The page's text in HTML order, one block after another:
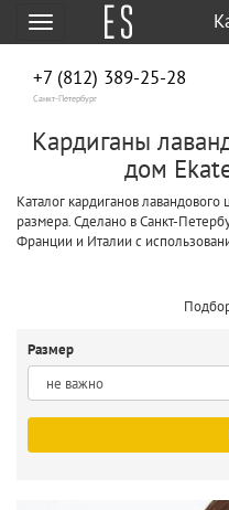
Меню
+7 (812) 389-25-28
Санкт-Петербург
Кардиганы
дом
Каталог кардиганов
размера. Сделано в Санкт-
Франции и Италии с
Размер